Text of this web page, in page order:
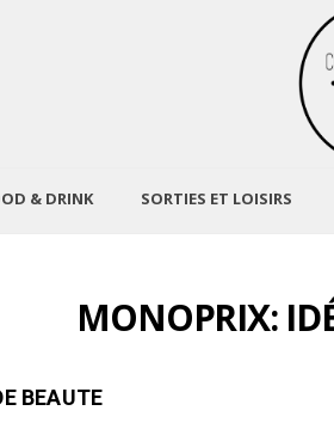
& DRINK SORTIES ET LOISIRS
MONOPRIX:
BEAUTE